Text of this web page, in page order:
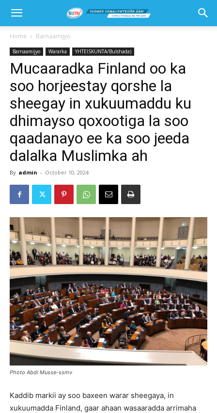
Home Barnaamijyo
Barnaamijyo Wararka YHTEISKUNTA/Bulshada)
Mucaaradka Finland oo ka
soo horjeestay qorshe la
sheegay in xukuumaddu ku
dhimayso qoxootiga la soo
qaadanayo ee ka soo jeeda
dalalka Muslimka ah
By admin - October 10, 2024
Photo Abdi Musse-ssmv
Kaddib markii ay soo baxeen warar sheegaya, in
xukuumadda Finland, gaar ahaan wasaaradda arrimaha